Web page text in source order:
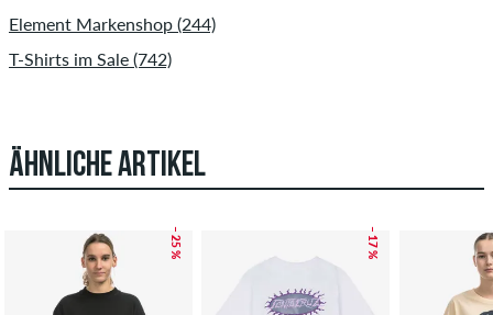
Element Markenshop (244)
T-Shirts im Sale (742)
ÄHNLICHE ARTIKEL
– 25 % – 17 %